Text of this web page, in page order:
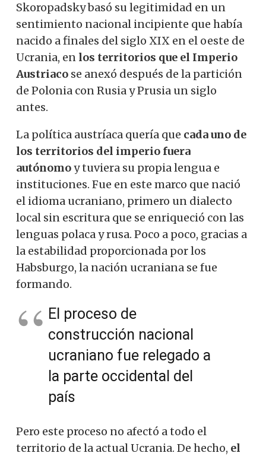
Skoropadsky basó su legitimidad en un
sentimiento nacional incipiente que había
nacido a finales del siglo XIX en el oeste de
Ucrania, en los territorios que el Imperio
Austriaco se anexó después de la partición
de Polonia con Rusia y Prusia un siglo
antes.
La política austríaca quería que cada uno de
los territorios del imperio fuera
autónomoy tuviera su propia lengua e
instituciones. Fue en este marco que nació
el idioma ucraniano, primero un dialecto
local sin escritura que se enriqueció con las
lenguas polaca y rusa. Poco a poco, gracias a
la estabilidad proporcionada por los
Habsburgo, la nación ucraniana se fue
formando.
El proceso de
construcción nacional
ucraniano fue relegado a
la parte occidental del
país
Pero este proceso no afectó a todo el
territorio de la actual Ucrania. De hecho, el